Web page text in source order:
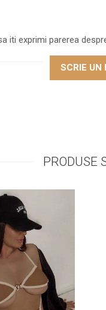
iti exprimi parerea
SCRIE UN
PRODUSE